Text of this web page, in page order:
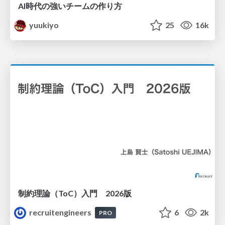
AI時代の強いチームの作り方
yuukiyo
25 16k
制約理論（ToC）入門 2026版
recruitengineers
PRO 6 2k